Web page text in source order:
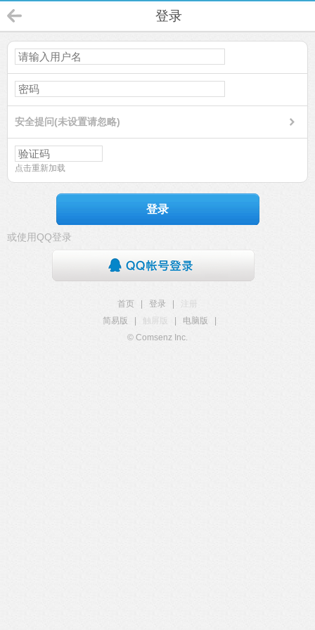
登录
安全提问(未设置请忽略)
点击重新加载
登录
或使用QQ登录
首页 登录
注册
简易版
触屏版 电脑版
© Comsenz Inc.